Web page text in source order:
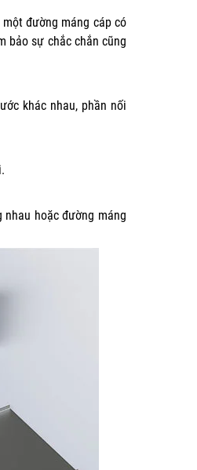
đường máng cáp có
bảo sự chắc chắn cũng
khác nhau, phần nối
hoặc đường máng